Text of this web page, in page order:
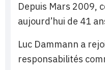
Depuis Mars 2009,
aujourd’hui de 41
Luc Dammann a
responsabilités